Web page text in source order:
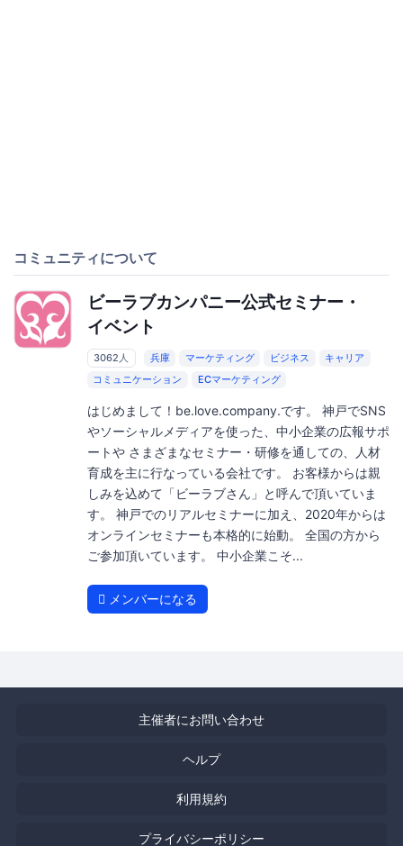
コミュニティについて
ビーラブカンパニー公式セミナー・
イベント
3062人 兵庫 マーケティング ビジネス
キャリア
コミュニケーション
ECマーケティング
はじめまして！be.love.company.です。 神戸でSNS
やソーシャルメディアを使った、中小企業の広報サポ
ートや さまざまなセミナー・研修を通しての、人材
育成を主に行なっている会社です。 お客様からは親
しみを込めて「ビーラブさん」と呼んで頂いていま
す。 神戸でのリアルセミナーに加え、2020年からは
オンラインセミナーも本格的に始動。 全国の方から
ご参加頂いています。 中小企業こそ...
メンバーになる
主催者にお問い合わせ
ヘルプ
利用規約
プライバシーポリシー